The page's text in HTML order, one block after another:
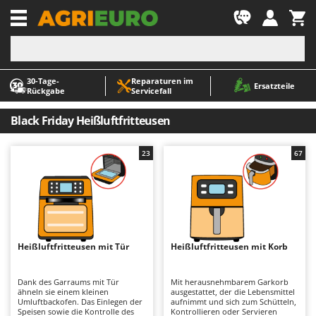
30‑Tage-
Rückgabe
Reparaturen im
Servicefall
Ersatzteile
-1
A
Abbeermaschinen - Traubenmühlen
Abfüllgeräte
Akku Gartenscheren
Akku Gras- und Strauchscheren
Akku-Stichsägen
Allzwecktransporter - Motorschubkarren
Alu-Teleskopleitern
Anbaubagger Heckbagger für Traktoren
Aschesauger
Astkettensägen - Hochentaster
A
ABAC
AgriEuro Premium
AgriEuro TOP-LINE
Aima
Airmec
AL-KO
ALA 2000
Alpina
Ama
Black Friday Heißluftfritteusen
Heißluftfritteusen mit Tür
Dank des Garraums mit Tür
ähneln sie einem kleinen
Umluftbackofen. Das Einlegen der
Speisen sowie die Kontrolle des
23
Heißluftfritteusen mit Korb
Mit herausnehmbarem Garkorb
ausgestattet, der die Lebensmittel
aufnimmt und sich zum Schütteln,
Kontrollieren oder Servieren
67